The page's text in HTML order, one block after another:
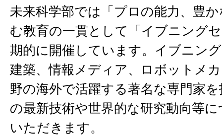
未来科学部では「プロの能力、豊
む教育の一貫として「イブニング
期的に開催しています。イブニン
建築、情報メディア、ロボットメ
野の海外で活躍する著名な専門家
の最新技術や世界的な研究動向等
いただきます。